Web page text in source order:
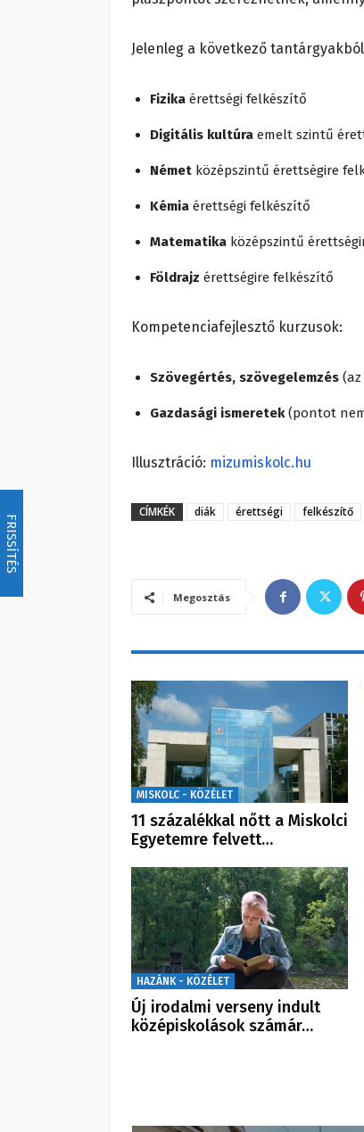
FRISSÍTÉS
Jelenleg a következő
Fizika érettségi felkészítő
Digitális kultúra emelt szintű
Német középszintű érettségire
Kémia érettségi felkészítő
Matematika középszintű
Földrajz érettségire felkészítő
Kompetenciafejlesztő kurzusok:
Szövegértés, szövegelemzés
Gazdasági ismeretek(pontot
Illusztráció: mizumiskolc.hu
CÍMKÉK diák érettségi felkészítő
Megosztás
MISKOLC - KÖZÉLET
11 százalékkal nőtt a Miskolci
Egyetemre felvett…
HAZÁNK - KÖZÉLET
Új irodalmi verseny indult
középiskolások számár…